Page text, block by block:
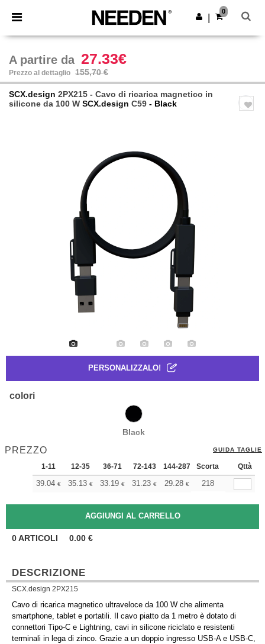
× App Needen
Prezzi migliori sull'app!
Scarica app
0
PERSONALIZZALO!
A partire da 27.33€
Prezzo al dettaglio 155,70 €
SCX.design 2PX215 - Cavo di ricarica magnetico in
silicone da 100 W SCX.design C59 - Black
colori
Black
PREZZO GUIDA TAGLIE
1-11 12-35 36-71 72-143 144-287 288 + Di più
Scorta Qttà
39.04 € 35.13 € 33.19 € 31.23 € 29.28 € 27.33
218
0ARTICOLI 0.00 €
DESCRIZIONE
SCX.design 2PX215
Cavo di ricarica magnetico ultraveloce da 100 W che alimenta
smartphone, tablet e portatili. Il cavo piatto da 1 metro è dotato di
connettori Tipo-C e Lightning, cavi in silicone riciclato e resistenti
terminali in lega di zinco. Grazie a un doppio ingresso USB-A e USB-C,